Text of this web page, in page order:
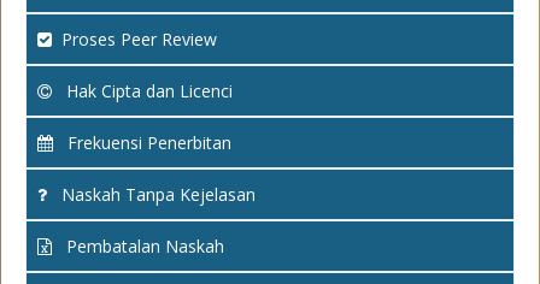
Proses Peer Review
Hak Cipta dan Licenci
Frekuensi Penerbitan
Naskah Tanpa Kejelasan
Pembatalan Naskah